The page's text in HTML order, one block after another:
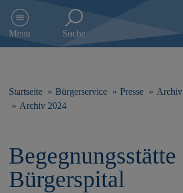
e
Menu Suche
Startseite Bürgerservice Presse
Archiv
Archiv 2024
Begegnungsstätte
Bürgerspital